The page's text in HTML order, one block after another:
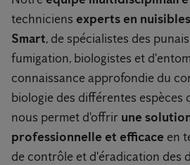
techniciens experts en
Smart, de spécialistes des
fumigation, biologistes et
connaissance approfondie du
biologie des différentes espèces
nous permet d'offrir une
professionnelle et efficace en
de contrôle et d'éradication des